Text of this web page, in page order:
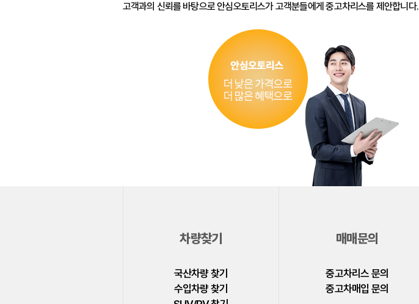
고객과의 신뢰를 바탕으로 안심오토리스가 고객분들에게 중고차리스를 제안합니다.
차량찾기
국산차량 찾기
수입차량 찾기
매매문의
중고차리스 문의
중고차매입 문의